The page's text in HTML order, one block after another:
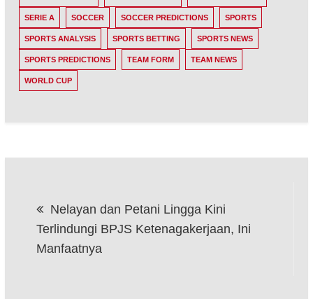
SERIE A SOCCER SOCCER PREDICTIONS SPORTS
SPORTS ANALYSIS SPORTS BETTING SPORTS NEWS
SPORTS PREDICTIONS TEAM FORM TEAM NEWS
WORLD CUP
navigation
Nelayan dan Petani Lingga Kini
Terlindungi BPJS Ketenagakerjaan, Ini
Manfaatnya